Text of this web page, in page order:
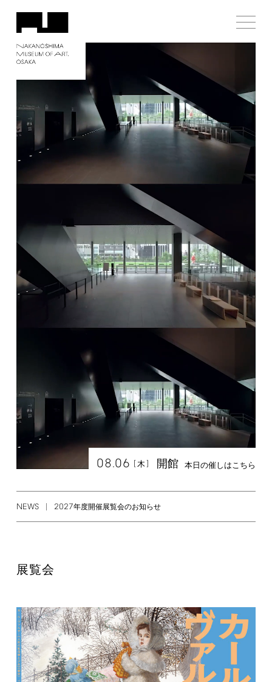
08.06 [木 ] 開館 本日の催しはこちら
NEWS 2027年度開催展覧会のお知らせ
展覧会